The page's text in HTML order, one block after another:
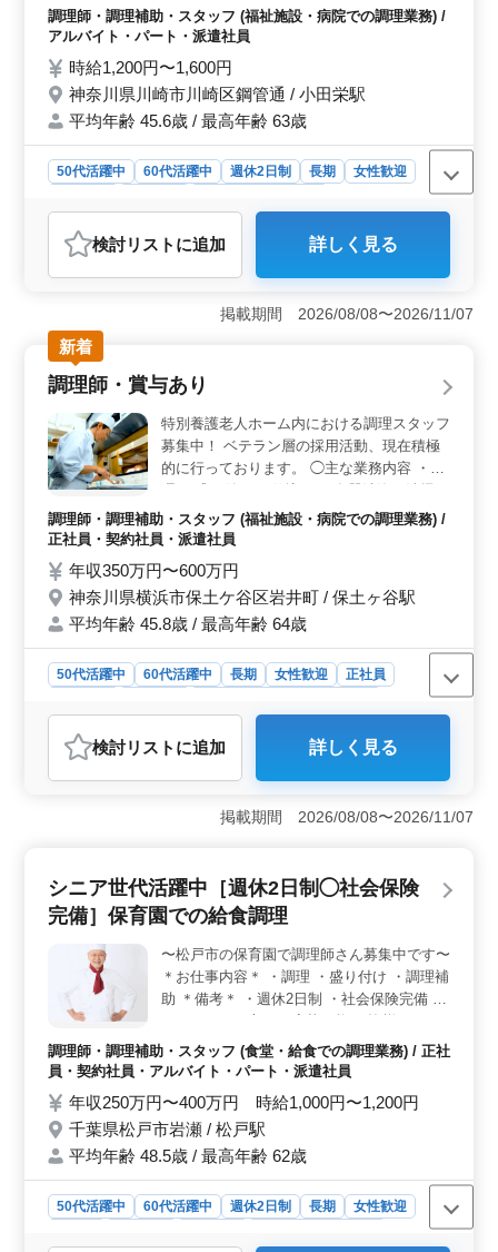
までの調理経験を活かせる職場です！ ベテ
ランの腕を発揮して活躍して頂けます！
調理師・調理補助・スタッフ (福祉施設・病院での調理業務) /
アルバイト・パート・派遣社員
時給1,200円〜1,600円
神奈川県川崎市川崎区鋼管通 / 小田栄駅
平均年齢 45.6歳 / 最高年齢 63歳
50代活躍中 60代活躍中 週休2日制 長期
女性歓迎
おすすめポイント
＜完全週休2日制・残業なしで働きやすい環境＞ 完全週
休2日制で、残業もありません。週3〜5日勤務のため、ラ
イフスタイルに合わせながら無理なく働ける環境で
す。 ＜経験を活かせる病院での調理補助業務＞ 盛
付けや最終調理、食事提供、器具の片づけや食器洗浄な
どを担当します。これまでの調理経験を活かせるお仕事
です。 ＜安心して働ける待遇面＞ 交通費は実費支
給（上限なし）で、通勤負担を抑えながら働けます。退
職金制度や各種社会保険も整っており、長く働きやすい
職場です。
検討リスト に追加 詳しく見る
掲載期間 2026/08/08〜2026/11/07
新着
調理師・賞与あり
特別養護老人ホーム内における調理スタッフ
募集中！ ベテラン層の採用活動、現在積極
的に行っております。 ◯主な業務内容 ・調
・厨房業務 ・調理補助 １回約100食、一日
約300食程度を提供します。 自転車・バイク
ある方は条件面優遇します！ 今までの経験
を活かして、厨房で活躍してみませんか？
調理師・調理補助・スタッフ (福祉施設・病院での調理業務) /
正社員・契約社員・派遣社員
年収350万円〜600万円
神奈川県横浜市保土ケ谷区岩井町 / 保土ヶ谷駅
平均年齢 45.8歳 / 最高年齢 64歳
50代活躍中 60代活躍中 長期 女性歓迎
正社員
おすすめポイント
＜安定した収入と賞与制度＞ 年収350万円から600万円
と高水準の給与が魅力です。さらに、賞与が年2回、計
4.2ヶ月分支給されるため、安定した収入が期待できま
す。福祉施設での実務経験がある方は条件面で優遇され
川県横浜市保土ケ谷区で、自転車やバイク通勤が可能で
す。週休二日制のシフト勤務で、就業時間は6時00分から
保されており、仕事とプライベートのバランスが取りや
すい環境です。月平均20時間の残業も無理のない範囲で
す。 ＜幅広い業務内容と経験を活かすチャンス＞
特別養護老人ホーム内で、1回約100食、一日約300食程
洗浄、清掃、厨房業務、調理補助など、幅広い業務に従
事します。調理経験が1年以上あれば応募可能で、ベテラ
ン層も積極的に採用しているため、これまでの経験を活
かしながら、さらなるスキルアップを目指すことができ
ます。
検討リスト に追加 詳しく見る
掲載期間 2026/08/08〜2026/11/07
シニア世代活躍中［週休2日制◯社会保険
完備］保育園での給食調理
〜松戸市の保育園で調理師さん募集中です〜
＊お仕事内容＊ ・調理 ・盛り付け ・調理補
助 ＊備考＊ ・週休2日制 ・社会保険完備 ブ
ご応募お待ちしております！
調理師・調理補助・スタッフ (食堂・給食での調理業務) / 正社
員・契約社員・アルバイト・パート・派遣社員
年収250万円〜400万円 時給1,000円〜1,200円
千葉県松戸市岩瀬 / 松戸駅
平均年齢 48.5歳 / 最高年齢 62歳
50代活躍中 60代活躍中 週休2日制 長期
女性歓迎